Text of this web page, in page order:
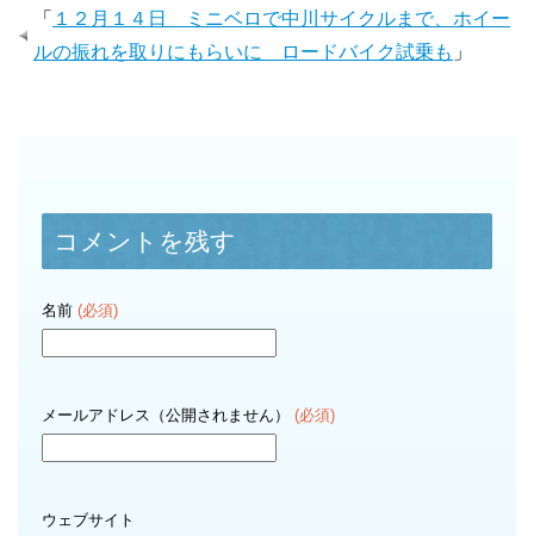
「 １２月１４日 ミニベロで中川サイクルまで、ホイー
ルの振れを取りにもらいに ロードバイク試乗も 」
コメントを残す
名前 (必須)
メールアドレス（公開されません） (必須)
ウェブサイト